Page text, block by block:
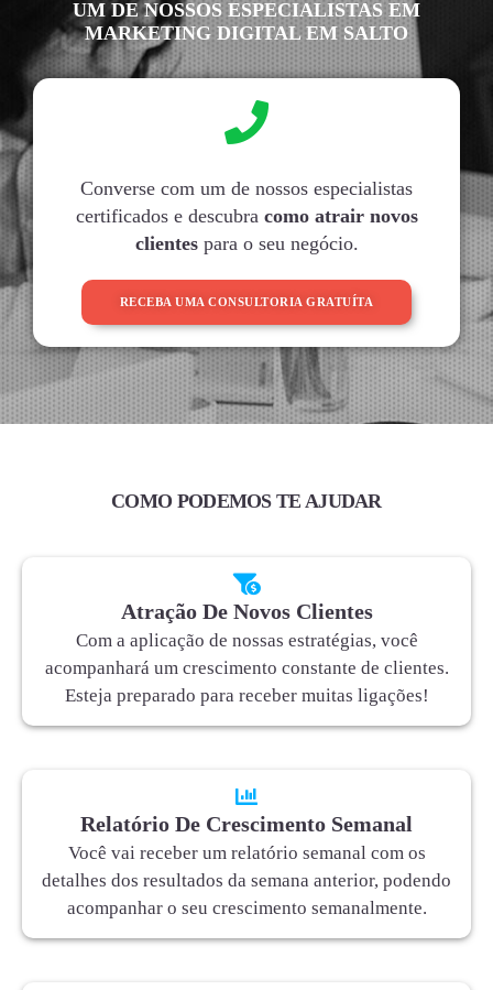
UM DE NOSSOS ESPECIALISTAS EM
MARKETING DIGITAL EM SALTO
Converse com um de nossos especialistas
certificados e descubra como atrair novos
clientespara o seu negócio.
RECEBA UMA CONSULTORIA GRATUÍTA
COMO PODEMOS TE AJUDAR
Atração De Novos Clientes
Com a aplicação de nossas estratégias, você
acompanhará um crescimento constante de clientes.
Esteja preparado para receber muitas ligações!
Relatório De Crescimento Semanal
Você vai receber um relatório semanal com os
detalhes dos resultados da semana anterior, podendo
acompanhar o seu crescimento semanalmente.